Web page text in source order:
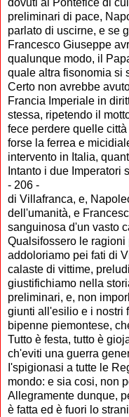
dovuti al Pontefice di
preliminari di pace,
parlato di uscirne, e se
Francesco Giuseppe
qualunque modo, il
quale altra fisonomia si
Certo non avrebbe
Francia Imperiale in
stessa, ripetendo il
fece perdere quelle
forse la ferrea e
intervento in Italia,
Intanto i due Imperatori
- 206 -
di Villafranca, e,
dell'umanità, e
sanguinosa d'un vasto
Qualsifossero le
addoloriamo pei fati di
calaste di vittime,
giustifichiamo nella
preliminari, e, non
giunti all'esilio e i nostri
bipenne piemontese,
Tutto è festa, tutto è
ch'eviti una guerra
I'spigionasi a tutte le
mondo: e sia cosi, non
Allegramente dunque,
è fatta ed è fuori lo